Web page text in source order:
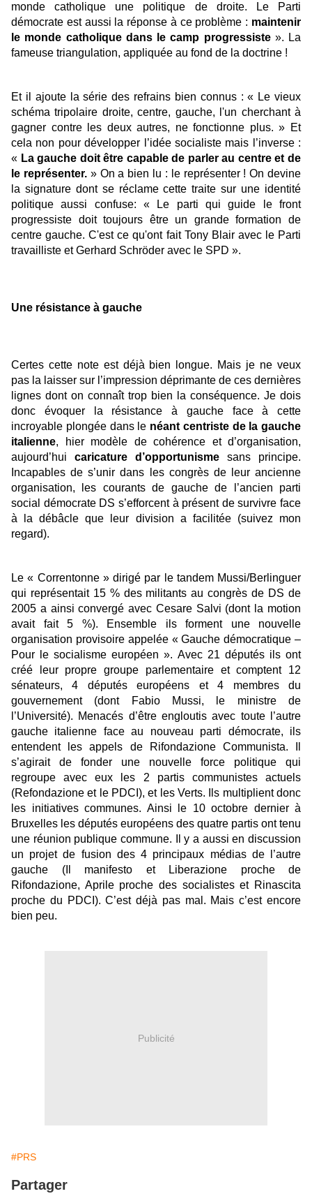
monde catholique une politique de droite. Le Parti
démocrate est aussi la réponse à ce problème : maintenir
le monde catholique dans le camp progressiste». La
fameuse triangulation, appliquée au fond de la doctrine !
Et il ajoute la série des refrains bien connus : « Le vieux
schéma tripolaire droite, centre, gauche, l'un cherchant à
gagner contre les deux autres, ne fonctionne plus. » Et
cela non pour développer l’idée socialiste mais l’inverse :
« La gauche doit être capable de parler au centre et de
le représenter.» On a bien lu : le représenter ! On devine
la signature dont se réclame cette traite sur une identité
politique aussi confuse: « Le parti qui guide le front
progressiste doit toujours être un grande formation de
centre gauche. C'est ce qu'ont fait Tony Blair avec le Parti
travailliste et Gerhard Schröder avec le SPD ».
Une résistance à gauche
Certes cette note est déjà bien longue. Mais je ne veux
pas la laisser sur l’impression déprimante de ces dernières
lignes dont on connaît trop bien la conséquence. Je dois
donc évoquer la résistance à gauche face à cette
incroyable plongée dans le néant centriste de la gauche
italienne, hier modèle de cohérence et d’organisation,
aujourd’hui caricature d’opportunisme sans principe.
Incapables de s’unir dans les congrès de leur ancienne
organisation, les courants de gauche de l’ancien parti
social démocrate DS s’efforcent à présent de survivre face
à la débâcle que leur division a facilitée (suivez mon
regard).
Le « Correntonne » dirigé par le tandem Mussi/Berlinguer
qui représentait 15 % des militants au congrès de DS de
2005 a ainsi convergé avec Cesare Salvi (dont la motion
avait fait 5 %). Ensemble ils forment une nouvelle
organisation provisoire appelée « Gauche démocratique –
Pour le socialisme européen ». Avec 21 députés ils ont
créé leur propre groupe parlementaire et comptent 12
sénateurs, 4 députés européens et 4 membres du
gouvernement (dont Fabio Mussi, le ministre de
l’Université). Menacés d’être engloutis avec toute l’autre
gauche italienne face au nouveau parti démocrate, ils
entendent les appels de Rifondazione Communista. Il
s’agirait de fonder une nouvelle force politique qui
regroupe avec eux les 2 partis communistes actuels
(Refondazione et le PDCI), et les Verts. Ils multiplient donc
les initiatives communes. Ainsi le 10 octobre dernier à
Bruxelles les députés européens des quatre partis ont tenu
une réunion publique commune. Il y a aussi en discussion
un projet de fusion des 4 principaux médias de l’autre
gauche (Il manifesto et Liberazione proche de
Rifondazione, Aprile proche des socialistes et Rinascita
proche du PDCI). C’est déjà pas mal. Mais c’est encore
bien peu.
Publicité
#PRS
Partager